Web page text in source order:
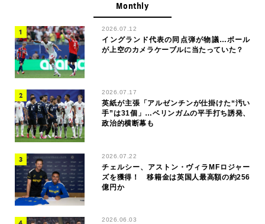
Monthly
2026.07.12
イングランド代表の同点弾が物議…ボール
が上空のカメラケーブルに当たっていた？
2026.07.17
英紙が主張「アルゼンチンが仕掛けた“汚い
手”は31個」…ベリンガムの平手打ち誘発、
政治的横断幕も
2026.07.22
チェルシー、アストン・ヴィラMFロジャー
ズを獲得！ 移籍金は英国人最高額の約256
億円か
2026.06.03